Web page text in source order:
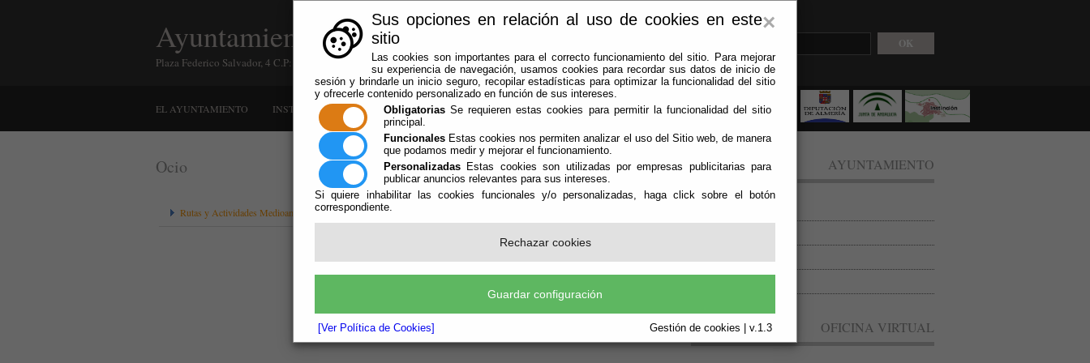
×
Sus opciones en relación al uso de cookies en este
sitio
Las cookies son importantes para el correcto funcionamiento del sitio. Para mejorar
su experiencia de navegación, usamos cookies para recordar sus datos de inicio de
sesión y brindarle un inicio seguro, recopilar estadísticas para optimizar la funcionalidad del sitio
y ofrecerle contenido personalizado en función de sus intereses.
Obligatorias Se requieren estas cookies para permitir la funcionalidad del sitio
principal.
Funcionales Estas cookies nos permiten analizar el uso del Sitio web, de manera
que podamos medir y mejorar el funcionamiento.
Personalizadas Estas cookies son utilizadas por empresas publicitarias para
publicar anuncios relevantes para sus intereses.
Si quiere inhabilitar las cookies funcionales y/o personalizadas, haga click sobre el botón
correspondiente.
Rechazar cookies
Guardar configuración
[Ver Política de Cookies] Gestión de cookies | v.1.3
Ayuntamiento de Instinción
Plaza Federico Salvador, 4 C.P: 04430 Instinción (Almería)
EL AYUNTAMIENTO INSTINCIÓN ADMINISTRACIÓN-E QUE HACER CUANDO GUÍAS
Ocio
Rutas y Actividades Medioambientales
AYUNTAMIENTO
OFICINA VIRTUAL